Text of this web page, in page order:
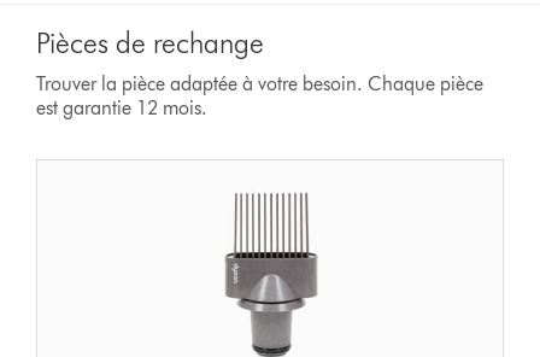
Pièces de rechange
Trouver la pièce adaptée à votre besoin. Chaque pièce
est garantie 12 mois.